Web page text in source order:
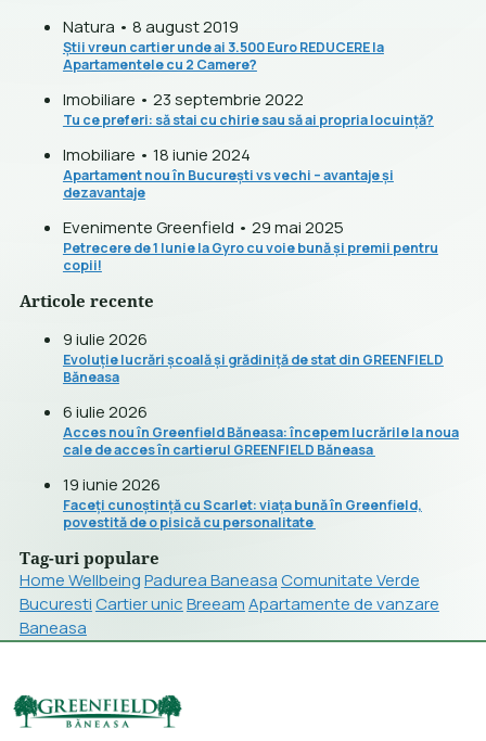
Natura • 8 august 2019
Știi vreun cartier unde ai 3.500 Euro REDUCERE la
Apartamentele cu 2 Camere?
Imobiliare • 23 septembrie 2022
Tu ce preferi: să stai cu chirie sau să ai propria locuință?
Imobiliare • 18 iunie 2024
Apartament nou în București vs vechi – avantaje și
dezavantaje
Evenimente Greenfield • 29 mai 2025
Petrecere de 1 Iunie la Gyro cu voie bună și premii pentru
copii!
Articole recente
9 iulie 2026
Evoluție lucrări școală și grădiniță de stat din GREENFIELD
Băneasa
6 iulie 2026
Acces nou în Greenfield Băneasa: începem lucrările la noua
cale de acces în cartierul GREENFIELD Băneasa
19 iunie 2026
Faceți cunoștință cu Scarlet: viața bună în Greenfield,
povestită de o pisică cu personalitate
Tag-uri populare
Home WellbeingPadurea BaneasaComunitate Verde
BucurestiCartier unicBreeamApartamente de vanzare
Baneasa